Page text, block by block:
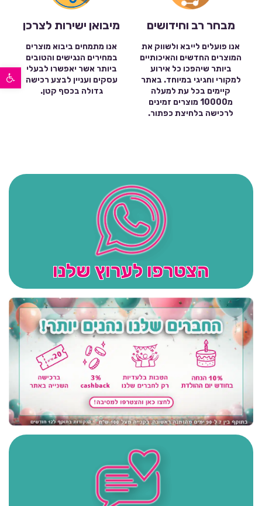
פתח סרגל נגישות
מבחר רב וחידושים
אנו פועלים לייבא ולשווק את
המוצרים החדשים והאיכותיים
ביותר שיהפכו כל אירוע
למקורי וחגיגי במיוחד. באתר
קיימים בכל עת למעלה
מ10000 מוצרים זמינים
לרכישה בלחיצת כפתור.
מיבואן ישירות לצרכן
אנו מתמחים ביבוא מוצרים
במחירים הנגישים והטובים
ביותר אשר יאפשרו לבעלי
עסקים ועניין לבצע רכישה
גדולה בכסף קטן.
הצטרפו לערוץ שלנו